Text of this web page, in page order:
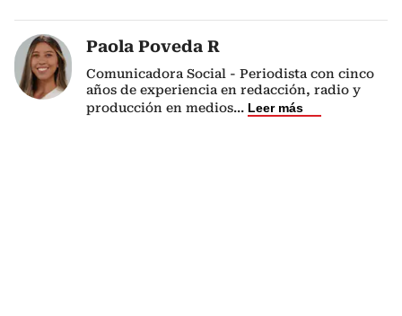
Paola Poveda R
Comunicadora Social - Periodista con cinco
años de experiencia en redacción, radio y
producción en medios... Leer más